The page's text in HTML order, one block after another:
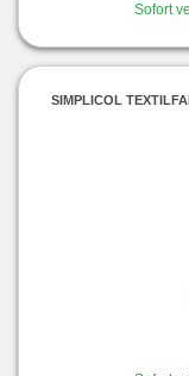
Sofort
SIMPLICOL